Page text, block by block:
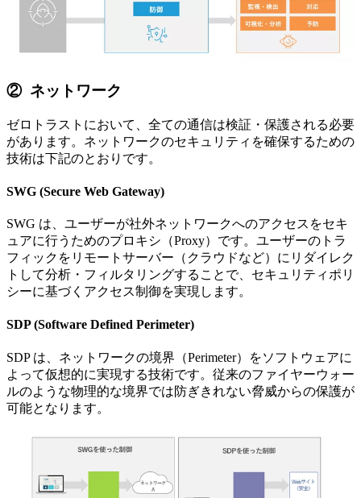
② ネットワーク
ゼロトラストにおいて、全ての通信は検証・保護される必要
があります。ネットワークのセキュリティを確保するための
技術は下記のとおりです。
SWG (Secure Web Gateway)
SWG は、ユーザーが社外ネットワークへのアクセスをセキ
ュアに行うためのプロキシ（Proxy）です。ユーザーのトラ
フィックをリモートサーバー（クラウドなど）にリダイレク
トして分析・フィルタリングすることで、セキュリティポリ
シーに基づくアクセス制御を実現します。
SDP (Software Defined Perimeter)
SDP は、ネットワークの境界（Perimeter）をソフトウェアに
よって仮想的に実現する技術です。従来のファイヤーウォー
ルのような物理的な境界では防ぎきれない脅威からの保護が
可能となります。